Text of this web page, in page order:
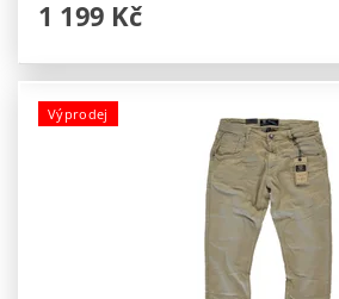
1 199 Kč
Výprodej